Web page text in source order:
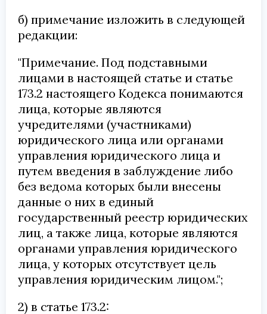
б) примечание изложить в следующей
редакции:
"Примечание. Под подставными
лицами в настоящей статье и статье
173.2 настоящего Кодекса понимаются
лица, которые являются
учредителями (участниками)
юридического лица или органами
управления юридического лица и
путем введения в заблуждение либо
без ведома которых были внесены
данные о них в единый
государственный реестр юридических
лиц, а также лица, которые являются
органами управления юридического
лица, у которых отсутствует цель
управления юридическим лицом.";
2) в статье 173.2: